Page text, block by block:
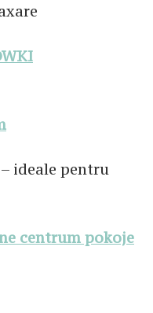
– ideale pentru
centrum pokoje